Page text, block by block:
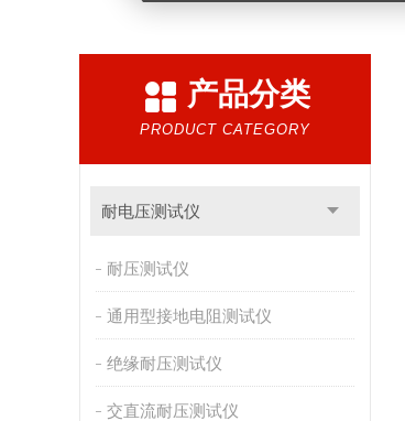
产品分类
PRODUCT CATEGORY
耐电压测试仪
耐压测试仪
通用型接地电阻测试仪
绝缘耐压测试仪
交直流耐压测试仪